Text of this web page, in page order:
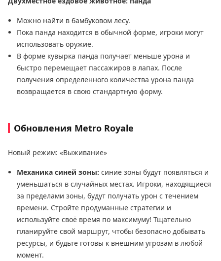
Можно найти в бамбуковом лесу.
Пока панда находится в обычной форме, игроки могут
использовать оружие.
В форме кувырка панда получает меньше урона и
быстро перемещает пассажиров в лапах. После
получения определенного количества урона панда
возвращается в свою стандартную форму.
Обновления Metro Royale
Новый режим: «Выживание»
Механика синей зоны: синие зоны будут появляться и
уменьшаться в случайных местах. Игроки, находящиеся
за пределами зоны, будут получать урон с течением
времени. Стройте продуманные стратегии и
используйте своё время по максимуму! Тщательно
планируйте свой маршрут, чтобы безопасно добывать
ресурсы, и будьте готовы к внешним угрозам в любой
момент.